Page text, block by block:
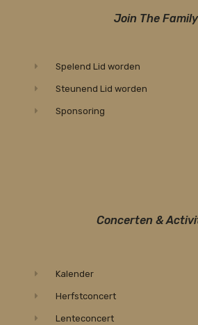
Join The Family
Spelend Lid worden
Steunend Lid worden
Sponsoring
Concerten &
Kalender
Herfstconcert
Lenteconcert